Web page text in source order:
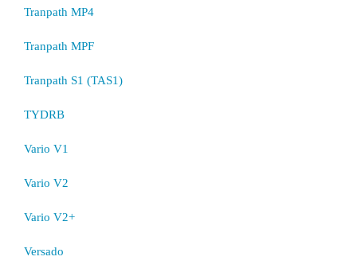
Tranpath MP4
Tranpath MPF
Tranpath S1 (TAS1)
TYDRB
Vario V1
Vario V2
Vario V2+
Versado